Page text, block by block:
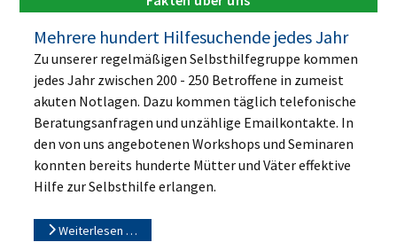
Mehrere hundert Hilfesuchende jedes Jahr
Zu unserer regelmäßigen Selbsthilfegruppe kommen
jedes Jahr zwischen 200 - 250 Betroffene in zumeist
akuten Notlagen. Dazu kommen täglich telefonische
Beratungsanfragen und unzählige Emailkontakte. In
den von uns angebotenen Workshops und Seminaren
konnten bereits hunderte Mütter und Väter effektive
Hilfe zur Selbsthilfe erlangen.
Weiterlesen …